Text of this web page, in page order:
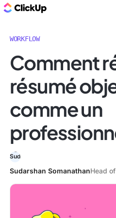
WORKFLOW
Comment
résumé
comme un
Sudarshan SomanathanHead